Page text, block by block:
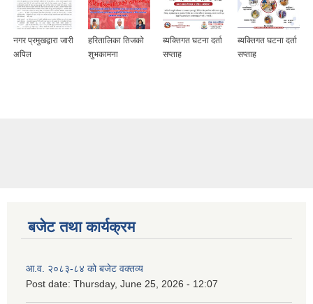
नगर प्रमुखद्वारा जारी
अपिल
हरितालिका तिजको
शुभकामना
ब्यक्तिगत घटना दर्ता
सप्ताह
ब्यक्तिगत घटना दर्ता
सप्ताह
बजेट तथा कार्यक्रम
आ.व. २०८३-८४ को बजेट वक्तव्य
Post date: Thursday, June 25, 2026 - 12:07